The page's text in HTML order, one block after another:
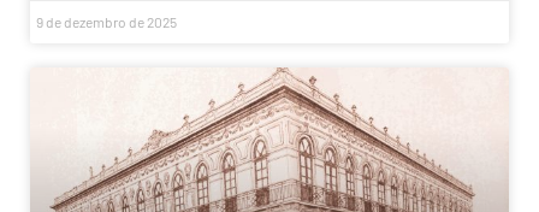
9 de dezembro de 2025